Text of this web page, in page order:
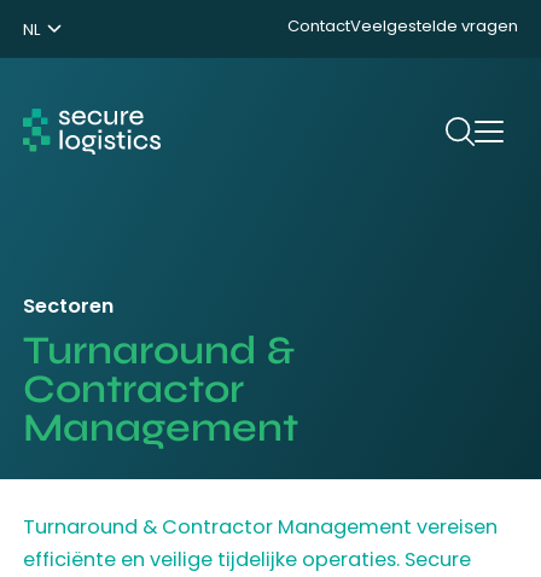
NL
ENG
DE
ContactVeelgestelde vragen
Sectoren
Turnaround &
Contractor
Management
Turnaround & Contractor Management vereisen
efficiënte en veilige tijdelijke operaties. Secure